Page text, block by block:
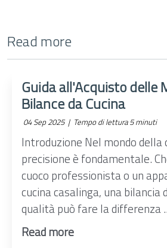
Read more
Guida all'Acquisto delle
Bilance da Cucina
04 Sep 2025 | Tempo di lettura 5 minuti
Introduzione Nel mondo della
precisione è fondamentale.
cuoco professionista o un
cucina casalinga, una bilancia
qualità può fare la differenza
Read more